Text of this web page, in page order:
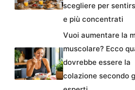
scegliere per
e più concentrati
Vuoi aumentare la
muscolare? Ecco
dovrebbe essere la
colazione secondo